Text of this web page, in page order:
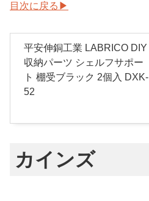
目次に戻る▶
平安伸銅工業 LABRICO DIY
収納パーツ シェルフサポー
ト 棚受ブラック 2個入 DXK-
52
カインズ